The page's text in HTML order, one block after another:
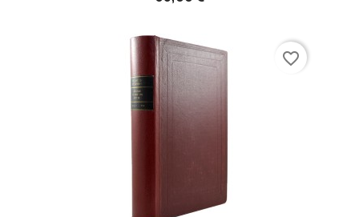
favorite_border